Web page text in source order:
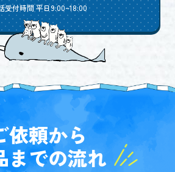
受付時間 平日9:00~18:00
依頼から
までの流れ